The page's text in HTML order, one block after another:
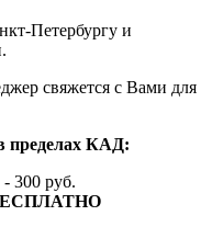
Петербургу и
свяжется с Вами для
пределах КАД:
- 300 руб.